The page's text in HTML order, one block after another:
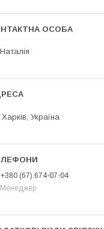
Наталія
Харків, Україна
+380 (67) 674-07-04
Менеджер